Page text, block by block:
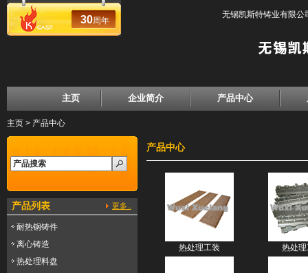
30周年
无锡凯斯特铸业有限公
主页 企业简介 产品中心
主页 > 产品中心
产品列表 更多..
耐热钢铸件
离心铸造
热处理料盘
产品中心
热处理工装 热处